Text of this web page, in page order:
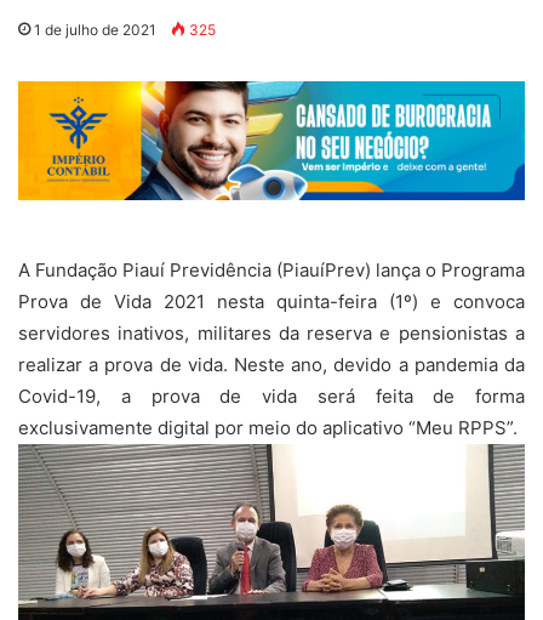
1 de julho de 2021 325
A Fundação Piauí Previdência (PiauíPrev) lança o Programa
Prova de Vida 2021 nesta quinta-feira (1º) e convoca
servidores inativos, militares da reserva e pensionistas a
realizar a prova de vida. Neste ano, devido a pandemia da
Covid-19, a prova de vida será feita de forma
exclusivamente digital por meio do aplicativo “Meu RPPS”.